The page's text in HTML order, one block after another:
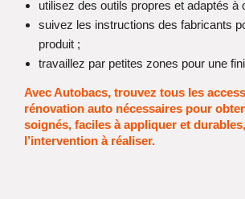
utilisez des outils propres et adaptés à
suivez les instructions des fabricants
produit ;
travaillez par petites zones pour une
Avec Autobacs, trouvez tous les
rénovation auto nécessaires pour
soignés, faciles à appliquer et
l’intervention à réaliser.